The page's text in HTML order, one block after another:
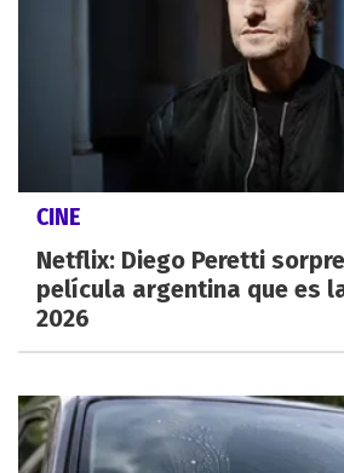
CINE
Netflix: Diego Peretti
película argentina que es
2026